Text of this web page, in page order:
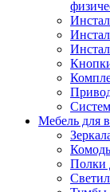
Мебель для
Полки